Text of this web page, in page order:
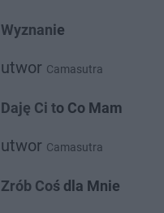
Wyznanie
utwor Camasutra
Daję Ci to Co Mam
utwor Camasutra
Zrób Coś dla Mnie